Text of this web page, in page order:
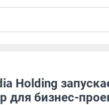
Holding
для бизнес-